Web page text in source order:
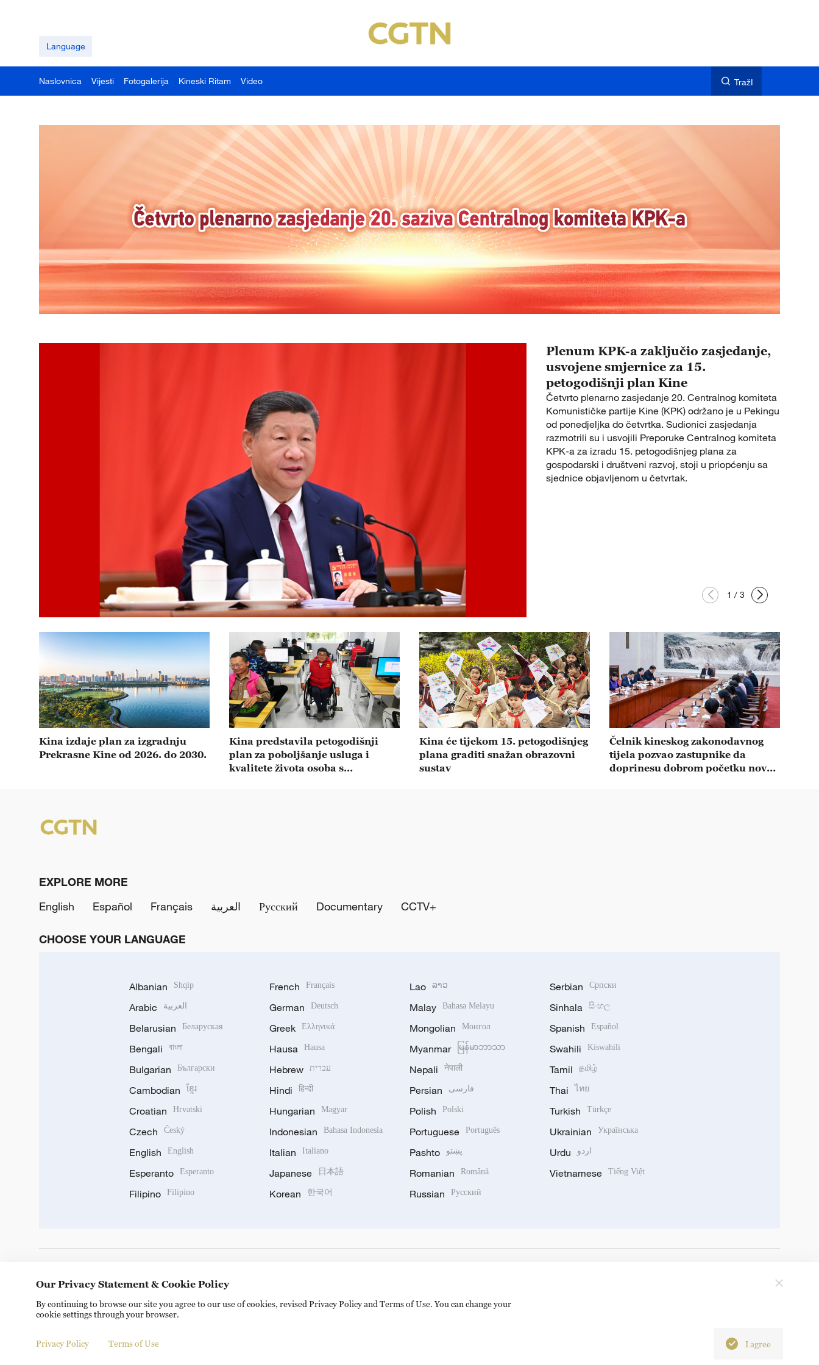
Language
Naslovnica Vijesti Fotogalerija Kineski Ritam Video TražI
Plenum KPK-a zaključio zasjedanje,
usvojene smjernice za 15.
petogodišnji plan Kine
Četvrto plenarno zasjedanje 20. Centralnog komiteta
Komunističke partije Kine (KPK) održano je u Pekingu
od ponedjeljka do četvrtka. Sudionici zasjedanja
razmotrili su i usvojili Preporuke Centralnog komiteta
KPK-a za izradu 15. petogodišnjeg plana za
gospodarski i društveni razvoj, stoji u priopćenju sa
sjednice objavljenom u četvrtak.
1 / 3
Kina izdaje plan za izgradnju
Prekrasne Kine od 2026. do 2030.
Kina predstavila petogodišnji
plan za poboljšanje usluga i
kvalitete života osoba s
Kina će tijekom 15. petogodišnjeg
plana graditi snažan obrazovni
sustav
Čelnik kineskog zakonodavnog
tijela pozvao zastupnike da
doprinesu dobrom početku novog
EXPLORE MORE
English
Español Français العربية Русский Documentary CCTV+
CHOOSE YOUR LANGUAGE
Albanian Shqip
Arabic العربية
Belarusian Беларуская
Bengali বাংলা
Bulgarian Български
Cambodian ខ្មែរ
Croatian Hrvatski
Czech Český
English English
Esperanto Esperanto
Filipino Filipino
French Français
German Deutsch
Greek Ελληνικά
Hausa Hausa
Hebrew עברית
Hindi हिन्दी
Hungarian Magyar
Indonesian Bahasa Indonesia
Italian Italiano
Japanese 日本語
Korean 한국어
Lao ລາວ
Malay Bahasa Melayu
Mongolian Монгол
Myanmar မြန်မာဘာသာ
Nepali नेपाली
Persian فارسی
Polish Polski
Portuguese Português
Pashto پښتو
Romanian Română
Russian Русский
Serbian Српски
Sinhala සිංහල
Spanish Español
Swahili Kiswahili
Tamil தமிழ்
Thai ไทย
Turkish Türkçe
Ukrainian Українська
Urdu اردو
Vietnamese Tiếng Việt
Copyright © 2024 CGTN. 京ICP备20000184号
Our Privacy Statement & Cookie Policy
By continuing to browse our site you agree to our use of cookies, revised Privacy Policy and Terms of Use. You can change your
cookie settings through your browser.
Privacy Policy Terms of Use I agree